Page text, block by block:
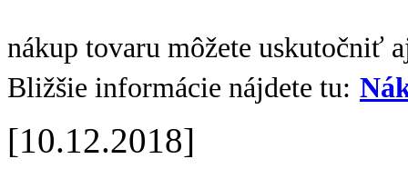
nákup tovaru môžete uskutočniť
Bližšie informácie nájdete tu:
[10.12.2018]